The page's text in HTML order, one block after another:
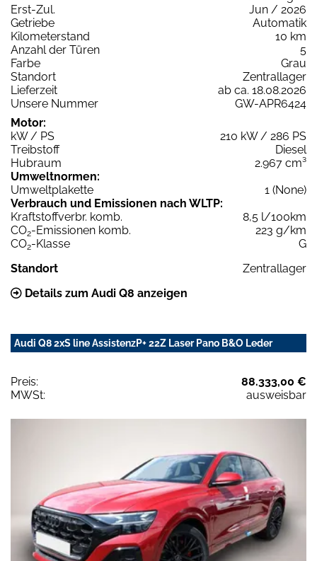
Erst-Zul.
Jun / 2026
Getriebe
Automatik
Kilometerstand
10 km
Anzahl der Türen
5
Farbe
Grau
Standort
Zentrallager
Lieferzeit
ab ca. 18.08.2026
Unsere Nummer
GW-APR6424
Motor:
kW / PS
210 kW / 286 PS
Treibstoff
Diesel
Hubraum
2.967 cm³
Umweltnormen:
Umweltplakette
1 (None)
Verbrauch und Emissionen nach WLTP:
Kraftstoffverbr. komb.
8,5 l/100km
CO2-Emissionen komb.
223 g/km
CO2-Klasse
G
Standort
Zentrallager
Details zum Audi Q8 anzeigen
Audi Q8 2xS line AssistenzP+ 22Z Laser Pano B&O Leder
Preis:
88.333,00 €
MWSt:
ausweisbar